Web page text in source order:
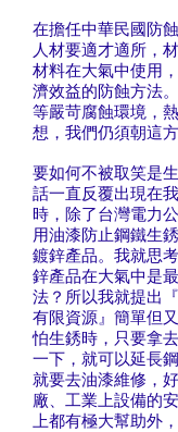
在擔任中華民國防
人材要適才適所，
材料在大氣中使用
濟效益的防蝕方法
等嚴苛腐蝕環境，
想，我們仍須朝這
要如何不被取笑是
話一直反覆出現在
時，除了台灣電力
用油漆防止鋼鐵生
鍍鋅產品。我就思
鋅產品在大氣中是
法？所以我就提出
有限資源』簡單但
怕生銹時，只要拿
一下，就可以延長
就要去油漆維修，
廠、工業上設備的
上都有極大幫助外